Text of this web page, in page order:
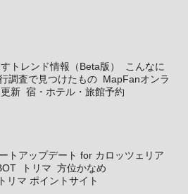
トレンド情報（Beta版）
こんなに
調査で見つけたもの MapFanオンラ
新 宿・ホテル・旅館予約
トアップデート for カロッツェリア
トリマ 方位かなめ
トリマ ポイントサイト